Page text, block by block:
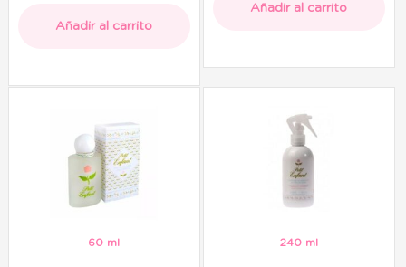
Añadir al carrito
Añadir al carrito
60 ml 240 ml